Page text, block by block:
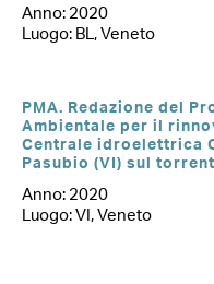
Anno: 2020
Luogo: BL, Veneto
PMA. Redazione del
Ambientale per il
Centrale idroelettrica
Pasubio (VI) sul
Anno: 2020
Luogo: VI, Veneto